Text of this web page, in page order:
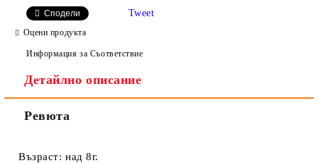
Сподели Tweet
Оцени продукта
Информация за Съответствие
Детайлно описание
Ревюта
Възраст: над 8г.